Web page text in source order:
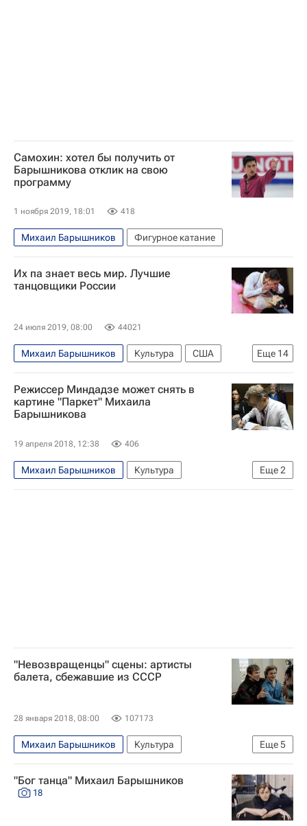
Самохин: хотел бы получить от
Барышникова отклик на свою
программу
1 ноября 2019, 18:01 418
Михаил Барышников Фигурное катание
Их па знает весь мир. Лучшие
танцовщики России
24 июля 2019, 08:00 44021
Еще 14
Михаил Барышников Культура
США
Лондон
Америка
Светлана Захарова
Майя Плисецкая
Диана Вишнева
Юрий Николаевич Григорович
Михайловский театр
Оскар (премия)
Мариинский театр
Елизавета II
Большой театр
Сергей Полунин
Режиссер Миндадзе может снять в
картине "Паркет" Михаила
Барышникова
19 апреля 2018, 12:38 406
Еще2
Михаил Барышников
Культура
Александр Миндадзе
Россия
"Невозвращенцы" сцены: артисты
балета, сбежавшие из СССР
28 января 2018, 08:00 107173
Еще5
Михаил Барышников
Культура
Рудольф Нуреев
Наталья Макарова
Мариинский театр
Большой театр
"Бог танца" Михаил Барышников
18